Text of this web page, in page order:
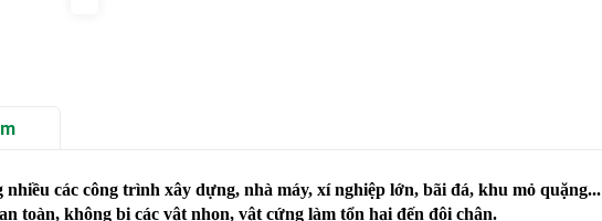
các công trình xây dựng, nhà máy, xí nghiệp lớn, bãi đá, khu mỏ quặng...
toàn, không bị các vật nhọn, vật cứng làm tổn hại đến đôi chân.